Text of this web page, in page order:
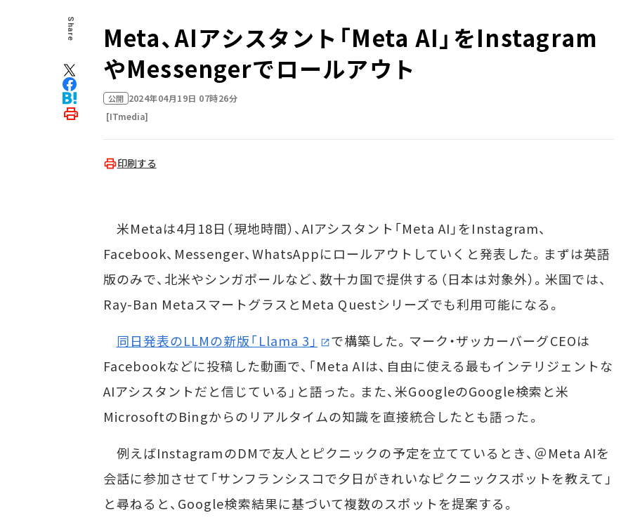
Share
Meta、AIアシスタント「Meta AI」をInstagram
やMessengerでロールアウト
公開 2024年04月19日 07時26分
[ITmedia]
印刷する
米Metaは4月18日（現地時間）、AIアシスタント「Meta AI」をInstagram、
Facebook、Messenger、WhatsAppにロールアウトしていくと発表した。まずは英語
版のみで、北米やシンガポールなど、数十カ国で提供する（日本は対象外）。米国では、
Ray-Ban MetaスマートグラスとMeta Questシリーズでも利用可能になる。
同日発表のLLMの新版「Llama 3」
で構築した。マーク・ザッカーバーグCEOは
Facebookなどに投稿した動画で、「Meta AIは、自由に使える最もインテリジェントな
AIアシスタントだと信じている」と語った。また、米GoogleのGoogle検索と米
MicrosoftのBingからのリアルタイムの知識を直接統合したとも語った。
例えばInstagramのDMで友人とピクニックの予定を立てているとき、＠Meta AIを
会話に参加させて「サンフランシスコで夕日がきれいなピクニックスポットを教えて」
と尋ねると、Google検索結果に基づいて複数のスポットを提案する。